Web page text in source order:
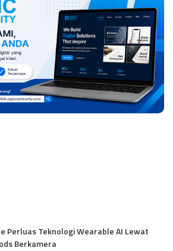
Perluas Teknologi Wearable AI Lewat
Berkamera